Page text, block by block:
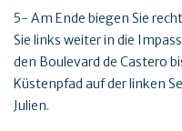
5- Am Ende biegen Sie
Sie links weiter in die
den Boulevard de Castero
Küstenpfad auf der linken
Julien.